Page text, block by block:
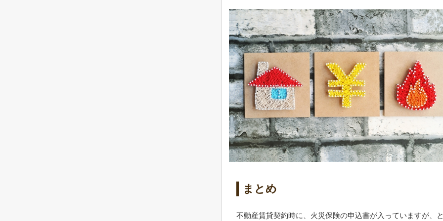
まとめ
不動産賃貸契約時に、火災保険の申込書が入っていますが、